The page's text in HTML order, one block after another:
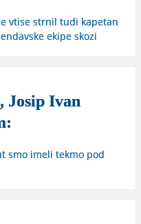
vtise strnil tudi kapetan
ekipe skozi
Josip Ivan
smo imeli tekmo pod